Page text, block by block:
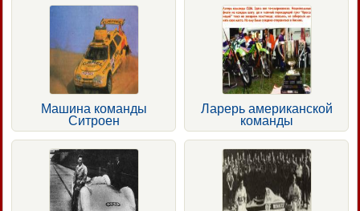
Машина команды
Ситроен
Ларерь американской
команды